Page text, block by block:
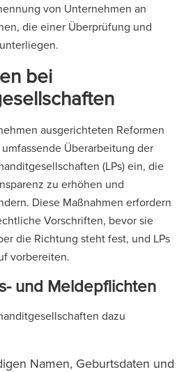
von Unternehmen an
die einer Überprüfung und
bei
ausgerichteten Reformen
Überarbeitung der
(LPs) ein, die
zu erhöhen und
Diese Maßnahmen erfordern
Vorschriften, bevor sie
die Richtung steht fest, und LPs
vorbereiten.
und Meldepflichten
dazu
Namen, Geburtsdaten und